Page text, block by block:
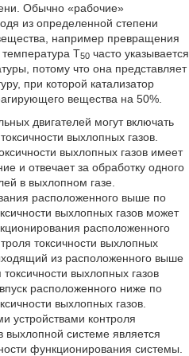
Обычно «рабочие»
из определенной степени
например превращения
температура T50часто указывается
потому что она представляет
при которой катализатор
вещества на 50%.
двигателей могут включать
выхлопных газов.
выхлопных газов имеет
и отвечает за обработку одного
в выхлопном газе.
расположенного выше по
выхлопных газов может
расположенного
токсичности выхлопных
из расположенного выше
токсичности выхлопных газов
расположенного ниже по
выхлопных газов.
устройствами контроля
выхлопной системе является
функционирования системы.